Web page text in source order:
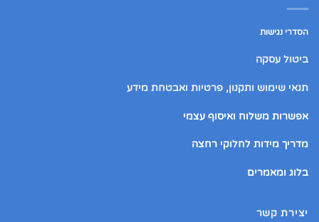
הסדרי נגישות
ביטול עסקה
תנאי שימוש ותקנון, פרטיות ואבטחת מידע
אפשרות משלוח ואיסוף עצמי
מדריך מידות לחלוקי רחצה
בלוג ומאמרים
יצירת קשר